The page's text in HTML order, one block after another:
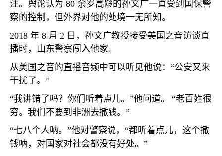
注。舆论认为 80 余岁高龄的孙文广一直受到国保警
察的控制，但外界对他的处境一无所知。
2018 年 8 月 2 日，孙文广教授接受美国之音访谈直
播时，山东警察闯入他家。
从美国之音的直播音频中可以听见他说： “公安又来
干扰了。 ”
“我讲错了吗？你们听着点儿。 ”他问道。 “老百姓很
穷。我们不要到非洲去撒钱。 ”
“七八个人呐。 ”他对警察说， “都听着点儿，这个撒
钱呐，对国家对社会都没有好处。 ”